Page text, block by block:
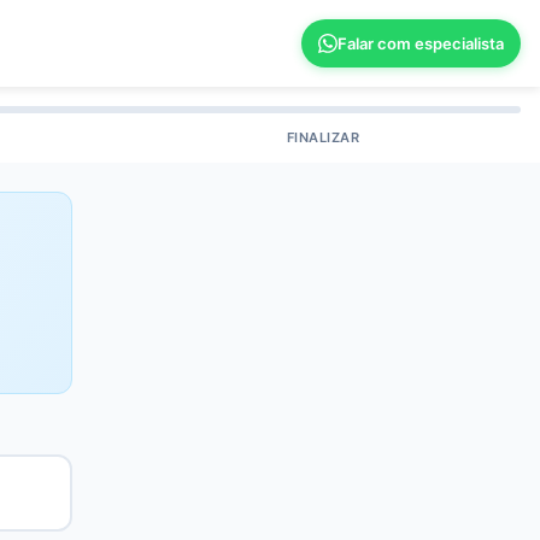
Falar com especialista
FINALIZAR